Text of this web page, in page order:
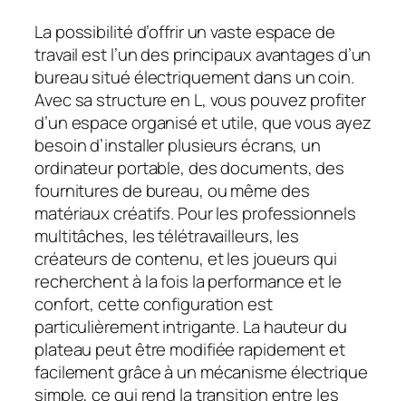
La possibilité d’offrir un vaste espace de
travail est l’un des principaux avantages d’un
bureau situé électriquement dans un coin.
Avec sa structure en L, vous pouvez profiter
d’un espace organisé et utile, que vous ayez
besoin d’installer plusieurs écrans, un
ordinateur portable, des documents, des
fournitures de bureau, ou même des
matériaux créatifs. Pour les professionnels
multitâches, les télétravailleurs, les
créateurs de contenu, et les joueurs qui
recherchent à la fois la performance et le
confort, cette configuration est
particulièrement intrigante. La hauteur du
plateau peut être modifiée rapidement et
facilement grâce à un mécanisme électrique
simple, ce qui rend la transition entre les